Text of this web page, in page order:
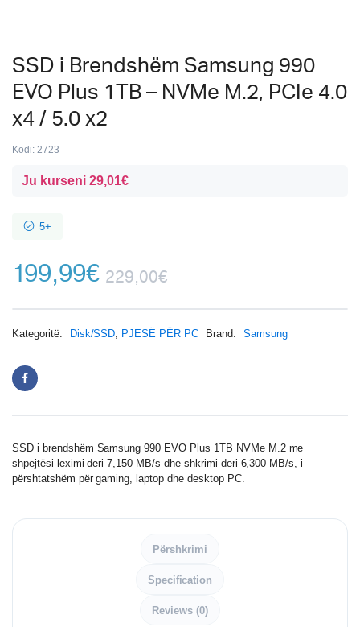
SSD i Brendshëm Samsung 990
EVO Plus 1TB – NVMe M.2, PCIe 4.0
x4 / 5.0 x2
Kodi: 2723
Ju kurseni 29,01€
5+
229,00€
199,99€
Kategoritë: Disk/SSD, PJESË PËR PC Brand: Samsung
SSD i brendshëm Samsung 990 EVO Plus 1TB NVMe M.2 me
shpejtësi leximi deri 7,150 MB/s dhe shkrimi deri 6,300 MB/s, i
përshtatshëm për gaming, laptop dhe desktop PC.
Përshkrimi
Specification
Reviews (0)